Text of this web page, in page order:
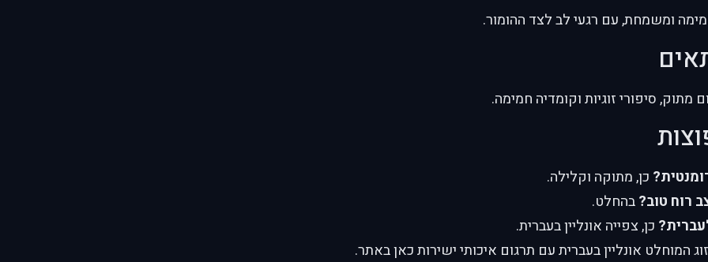
ומשמחת, עם רגעי לב לצד ההומור.
מתוק, סיפורי זוגיות וקומדיה חמימה.
כן, מתוקה וקלילה.
רוח טוב?בהחלט.
כן, צפייה אונליין בעברית.
המוחלט אונליין בעברית עם תרגום איכותי ישירות כאן באתר.